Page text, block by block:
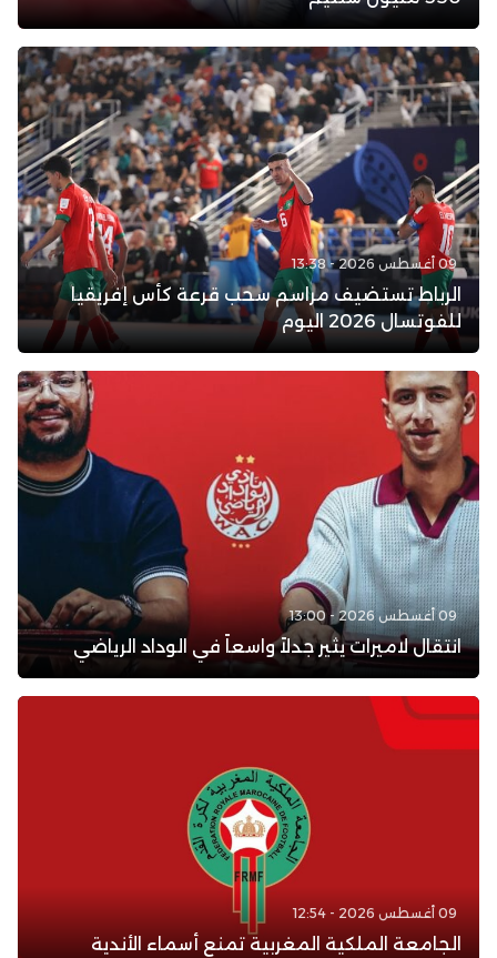
09 أغسطس 2026 - 13:38
الرباط تستضيف مراسم سحب قرعة كأس إفريقيا
للفوتسال 2026 اليوم
09 أغسطس 2026 - 13:00
انتقال لاميرات يثير جدلاً واسعاً في الوداد الرياضي
09 أغسطس 2026 - 12:54
الجامعة الملكية المغربية تمنع أسماء الأندية